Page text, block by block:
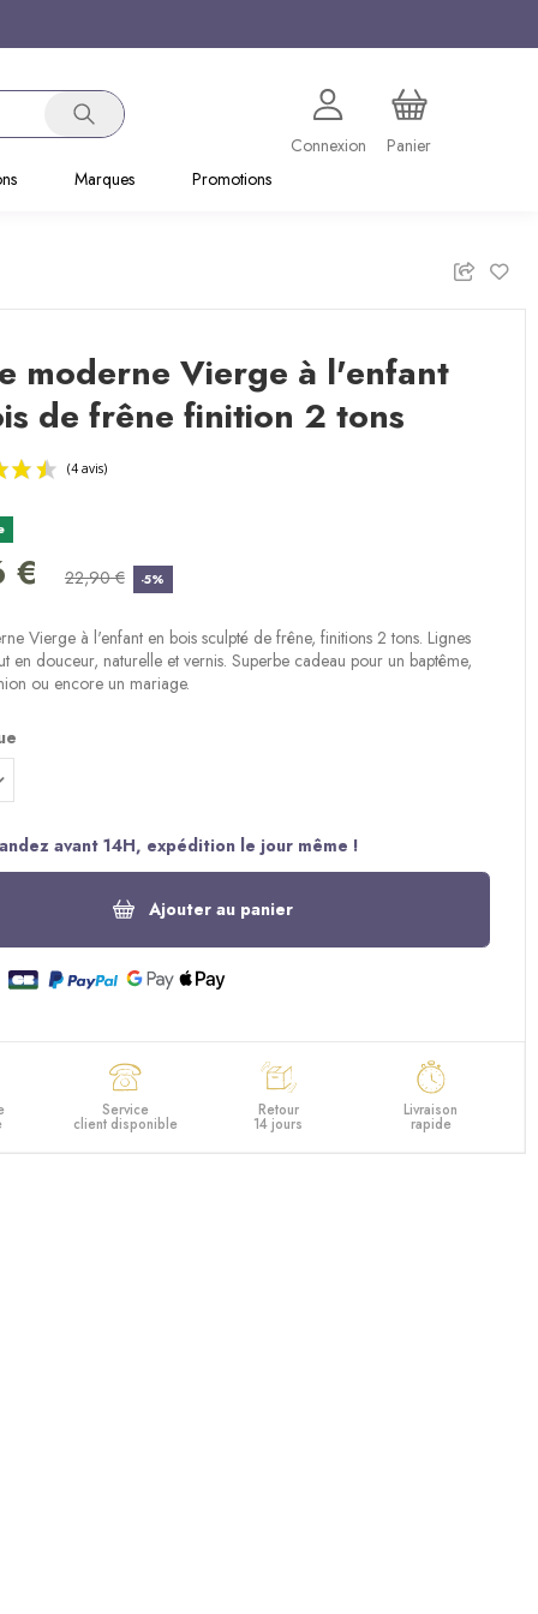
Connexion
Panier
Marques Promotions
moderne Vierge à l'enfant
de frêne finition 2 tons
€ 22,90 € -5%
Vierge à l'enfant en bois sculpté de frêne, finitions 2 tons. Lignes
en douceur, naturelle et vernis. Superbe cadeau pour un baptême,
ou encore un mariage.
avant 14H, expédition le jour même !
Ajouter au panier
Service
client disponible
Retour
14 jours
Livraison
rapide